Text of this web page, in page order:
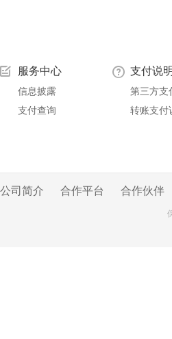
服务中心
信息披露
支付查询
支付说明
第三方支
转账支付
公司简介 合作平台 合作伙伴